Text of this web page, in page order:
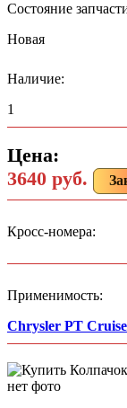
Состояние
Новая
Наличие:
1
Цена:
3640 руб.
Кросс-номера:
Применимость:
Chrysler PT